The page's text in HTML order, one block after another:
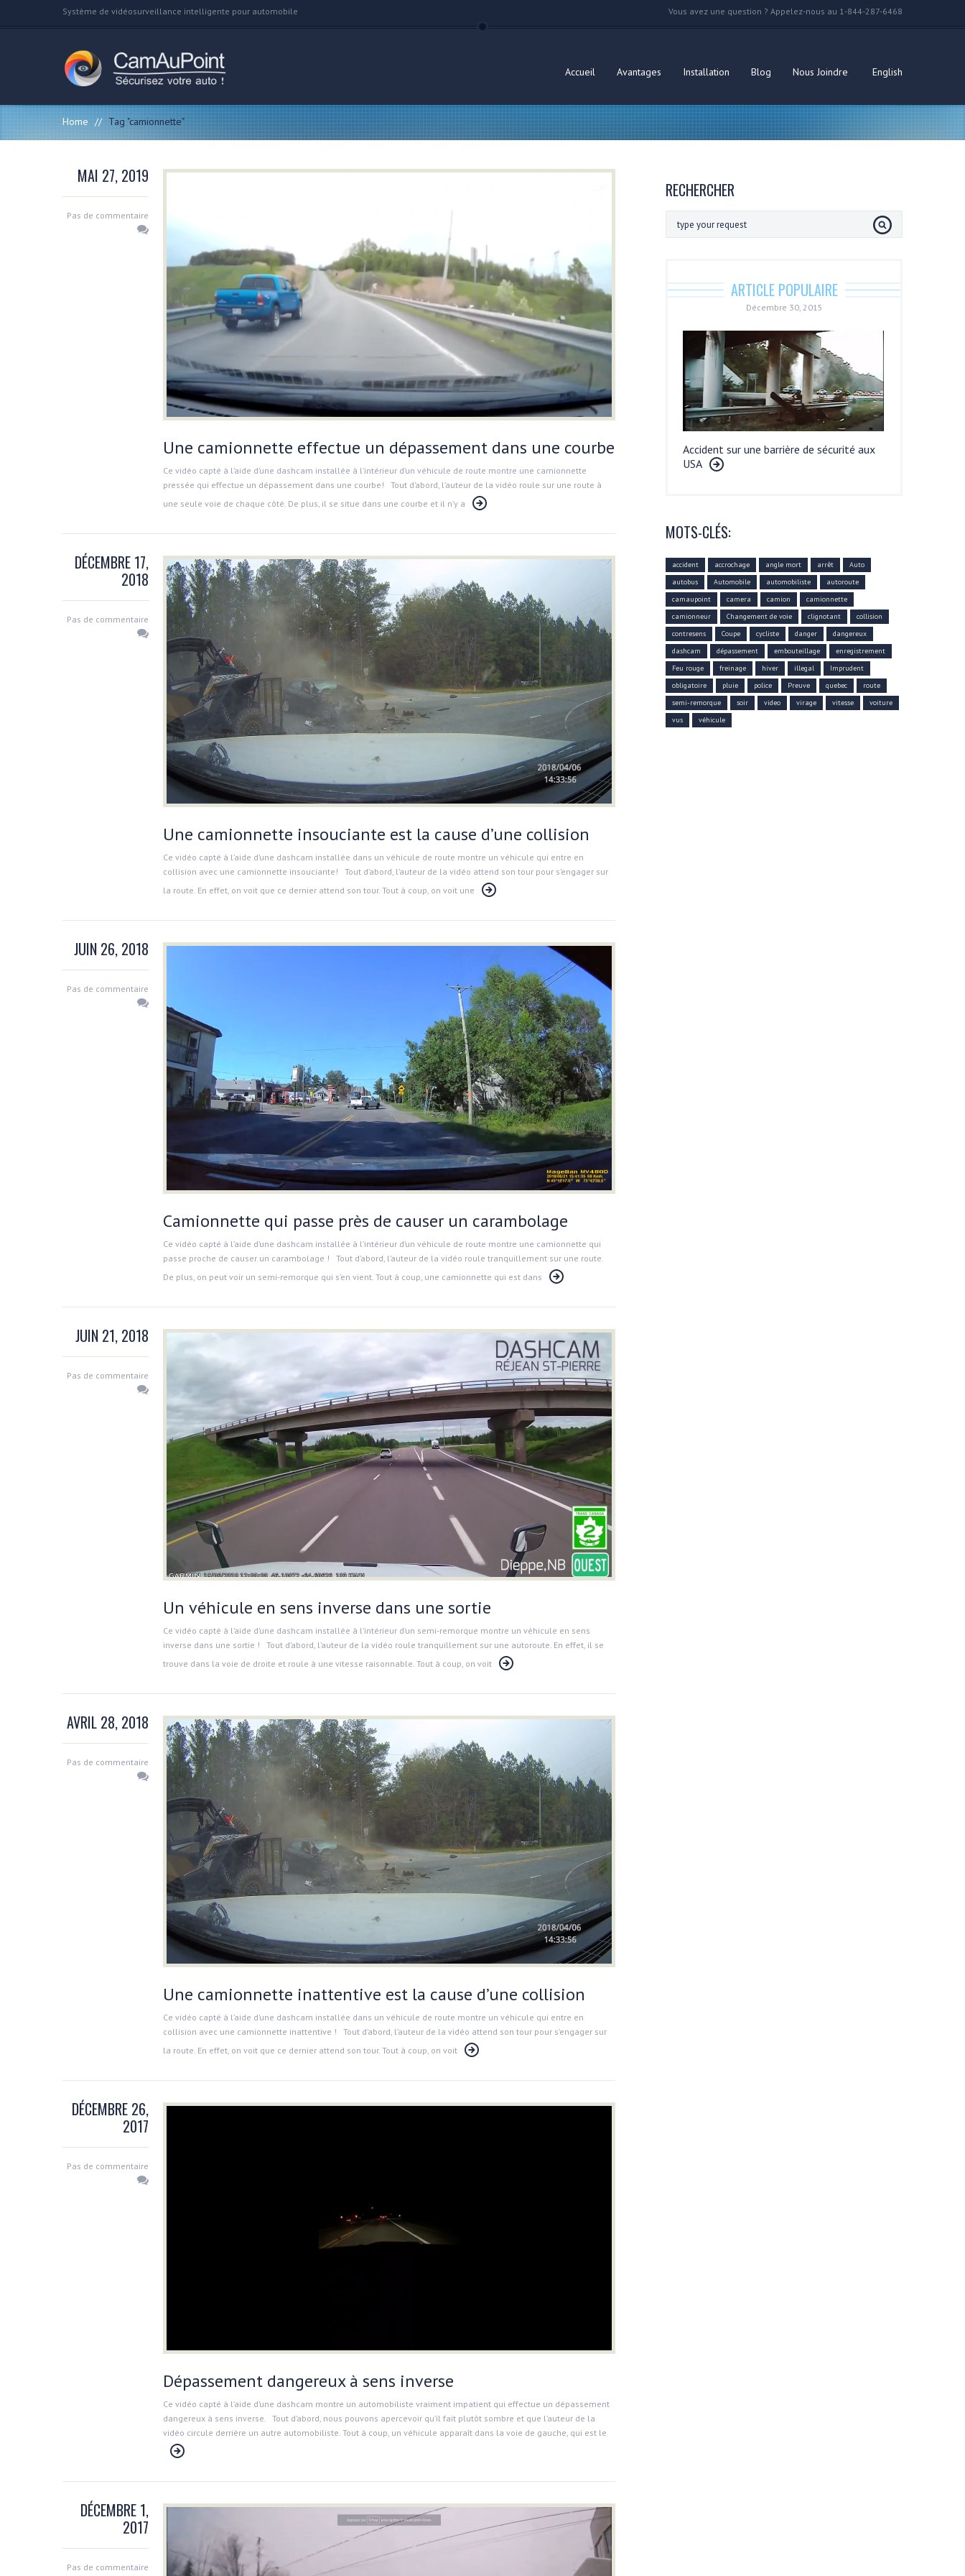
Système de vidéosurveillance intelligente pour automobile Vous avez une question ? Appelez-nous au 1-844-287-6468
Accueil Avantages Installation Blog Nous Joindre English
Home // Tag "camionnette"
MAI 27, 2019
Pas de commentaire
Une camionnette effectue un dépassement dans une courbe
Ce vidéo capté à l’aide d’une dashcam installée à l’intérieur d’un véhicule de route montre une camionnette
pressée qui effectue un dépassement dans une courbe! Tout d’abord, l’auteur de la vidéo roule sur une route à
une seule voie de chaque côté. De plus, il se situe dans une courbe et il n’y a
DÉCEMBRE 17,
2018
Pas de commentaire
Une camionnette insouciante est la cause d’une collision
Ce vidéo capté à l’aide d’une dashcam installée dans un véhicule de route montre un véhicule qui entre en
collision avec une camionnette insouciante! Tout d’abord, l’auteur de la vidéo attend son tour pour s’engager sur
la route. En effet, on voit que ce dernier attend son tour. Tout à coup, on voit une
JUIN 26, 2018
Pas de commentaire
Camionnette qui passe près de causer un carambolage
Ce vidéo capté à l’aide d’une dashcam installée à l’intérieur d’un véhicule de route montre une camionnette qui
passe proche de causer un carambolage ! Tout d’abord, l’auteur de la vidéo roule tranquillement sur une route.
De plus, on peut voir un semi-remorque qui s’en vient. Tout à coup, une camionnette qui est dans
JUIN 21, 2018
Pas de commentaire
Un véhicule en sens inverse dans une sortie
Ce vidéo capté à l’aide d’une dashcam installée à l’intérieur d’un semi-remorque montre un véhicule en sens
inverse dans une sortie ! Tout d’abord, l’auteur de la vidéo roule tranquillement sur une autoroute. En effet, il se
trouve dans la voie de droite et roule à une vitesse raisonnable. Tout à coup, on voit
AVRIL 28, 2018
Pas de commentaire
Une camionnette inattentive est la cause d’une collision
Ce vidéo capté à l’aide d’une dashcam installée dans un véhicule de route montre un véhicule qui entre en
collision avec une camionnette inattentive ! Tout d’abord, l’auteur de la vidéo attend son tour pour s’engager sur
la route. En effet, on voit que ce dernier attend son tour. Tout à coup, on voit
DÉCEMBRE 26,
2017
Pas de commentaire
Dépassement dangereux à sens inverse
Ce vidéo capté à l’aide d’une dashcam montre un automobiliste vraiment impatient qui effectue un dépassement
dangereux à sens inverse. Tout d’abord, nous pouvons apercevoir qu’il fait plutôt sombre et que l’auteur de la
vidéo circule derrière un autre automobiliste. Tout à coup, un véhicule apparaît dans la voie de gauche, qui est le
DÉCEMBRE 1,
2017
Pas de commentaire
RECHERCHER
ARTICLE POPULAIRE
Décembre 30, 2015
Accident sur une barrière de sécurité aux
USA
MOTS-CLÉS:
accident accrochage angle mort arrêt
Auto
autobus
Automobile automobiliste
autoroute
camaupoint
camera camion
camionnette
camionneur
Changement de voie clignotant
collision
contresens
Coupe cycliste danger
dangereux
dashcam
dépassement embouteillage
enregistrement
Feu rouge
freinage hiver illegal
Imprudent
obligatoire
pluie police Preuve quebec
route
semi-remorque
soir video virage vitesse
voiture
vus
véhicule